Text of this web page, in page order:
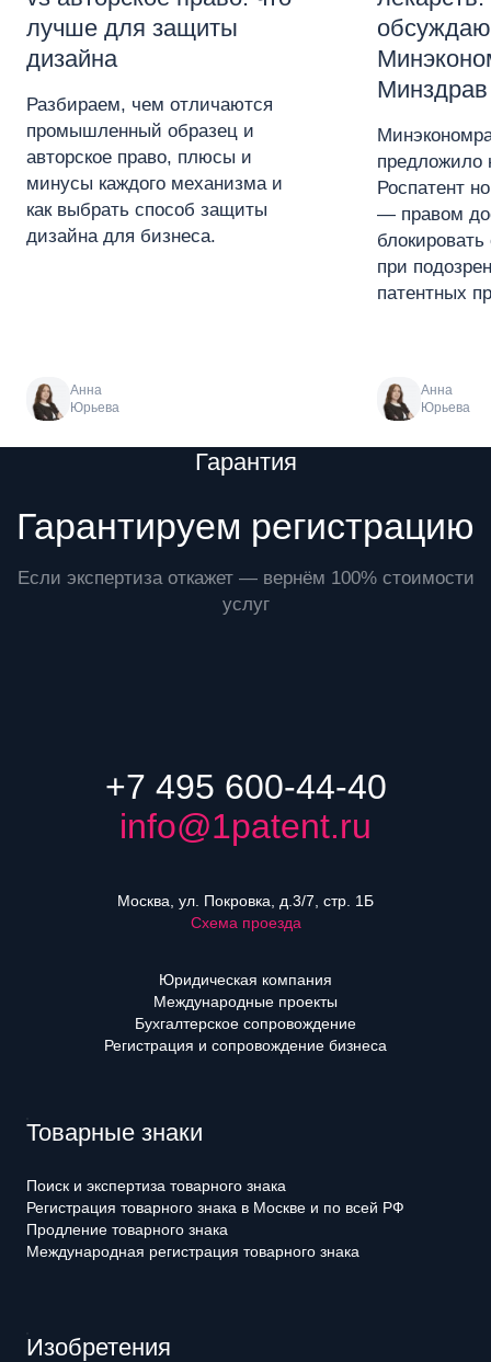
лучше для защиты
дизайна
Разбираем, чем отличаются
промышленный образец и
авторское право, плюсы и
минусы каждого механизма и
как выбрать способ защиты
дизайна для бизнеса.
Анна
Юрьева
Минздрав
предложило
Роспатент
— правом
блокировать
при
патентных
Анна
Юрьева
Гарантия
Гарантируем регистрацию
Если экспертиза откажет — вернём 100% стоимости
услуг
+7 495 600-44-40
info@1patent.ru
Москва, ул. Покровка, д.3/7, стр. 1Б
Схема проезда
Юридическая компания
Международные проекты
Бухгалтерское сопровождение
Регистрация и сопровождение бизнеса
Товарные знаки
Поиск и экспертиза товарного знака
Регистрация товарного знака в Москве и по всей РФ
Продление товарного знака
Международная регистрация товарного знака
Изобретения